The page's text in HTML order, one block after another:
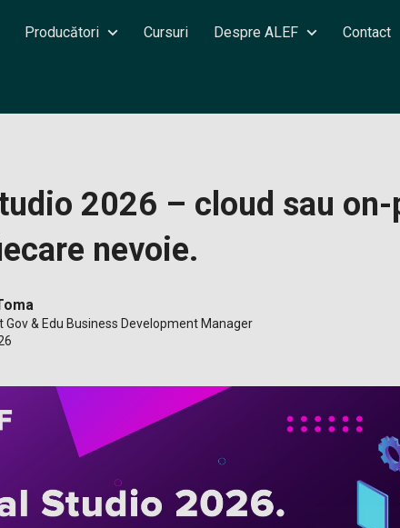
Producători Cursuri Despre ALEF Contact
2026 – cloud sau
nevoie.
Gov & Edu Business Development Manager